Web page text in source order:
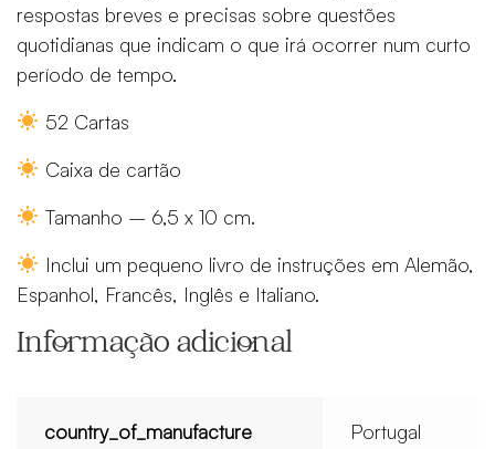
respostas breves e precisas sobre questões
quotidianas que indicam o que irá ocorrer num curto
período de tempo.
52 Cartas
Caixa de cartão
Tamanho – 6,5 x 10 cm.
Inclui um pequeno livro de instruções em Alemão,
Espanhol, Francês, Inglês e Italiano.
Informação adicional
country_of_manufacture Portugal